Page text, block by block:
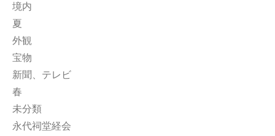
境内
夏
外観
宝物
新聞、テレビ
春
未分類
永代祠堂経会